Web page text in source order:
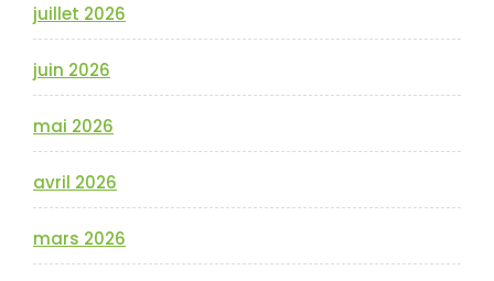
juillet 2026
juin 2026
mai 2026
avril 2026
mars 2026